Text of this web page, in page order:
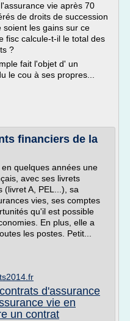
vie après 70
de droits de succession
soient les gains sur ce
fisc calcule-t-il le total des
?
fait l'objet d' un
le cou à ses propres...
financiers de la
quelques années une
avec ses livrets
(livret A, PEL...), sa
vies, ses comptes
qu'il est possible
En plus, elle a
les postes. Petit...
d'assurance
vie en
un contrat